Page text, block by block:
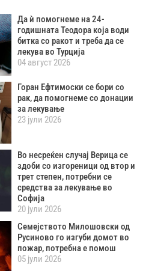
Да ѝ помогнеме на 24-
годишната Теодора која води
битка со ракот и треба да се
лекува во Турција
04 август 2026
Горан Ефтимоски се бори со
рак, да помогнеме со донации
за лекување
23 јули 2026
Во несреќен случај Верица се
здоби со изгореници од втор и
трет степен, потребни се
средства за лекување во
Софија
20 јули 2026
Семејството Милошовски од
Русиново го изгуби домот во
пожар, потребна е помош
05 јули 2026